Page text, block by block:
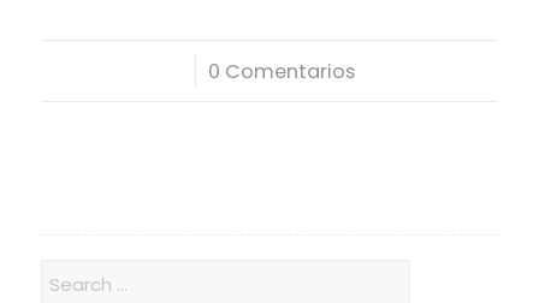
0 Comentarios